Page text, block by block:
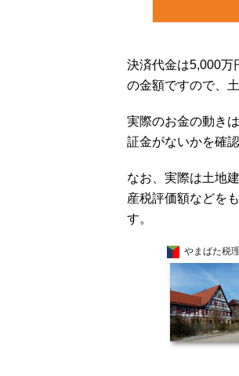
決済代金は5,000万
の金額ですので、
実際のお金の動き
証金がないかを確
なお、実際は土地
産税評価額などを
す。
やまばた税